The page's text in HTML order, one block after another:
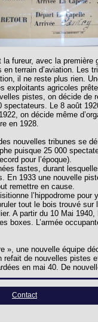
fureur, avec la première
terrain d’aviation. Les
il ne reste plus rien.
exploitants agricoles
pistes, on décide de
Le 8 août
on décide même
en 1928.
nouvelles tribunes se
puisque 25 000
pour l’époque).
fastes, durant
En 1933 une nouvelle
remettre en cause.
l’hippodrome
tout le bois trouvé
A partir du 10 Mai
boxes. L’armée
», une nouvelle équipe
refait de nouvelles pistes
en mai 40. De
Contact